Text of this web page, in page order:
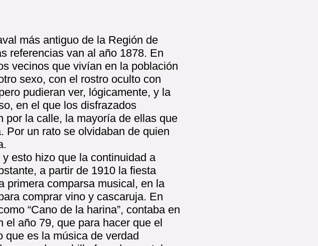
más antiguo de la Región de
referencias van al año 1878. En
vecinos que vivían en la población
sexo, con el rostro oculto con
pudieran ver, lógicamente, y la
en el que los disfrazados
por la calle, la mayoría de ellas que
Por un rato se olvidaban de quien
esto hizo que la continuidad a
a partir de 1910 la fiesta
primera comparsa musical, en la
comprar vino y cascaruja. En
“Cano de la harina”, contaba en
el año 79, que para hacer que el
que es la música de verdad